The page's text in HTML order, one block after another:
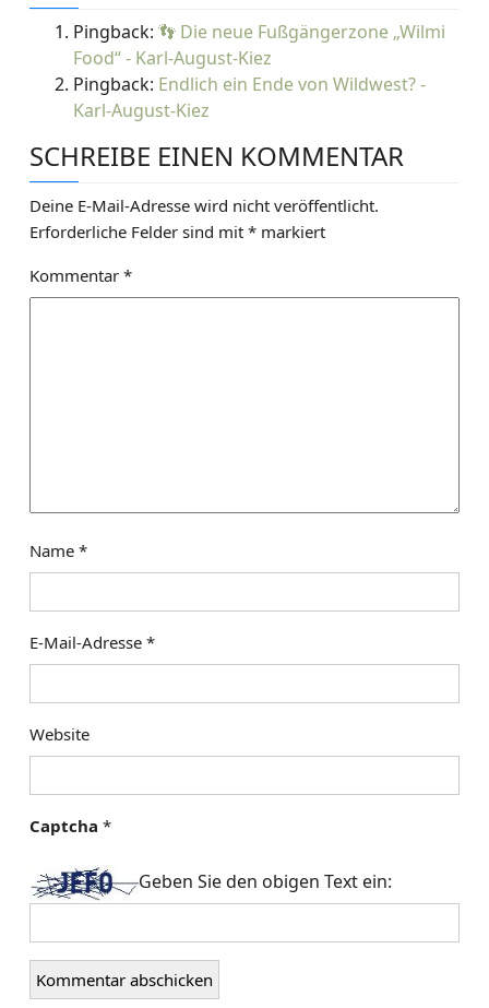
n
a
v
i
Pingback: 👣 Die neue Fußgängerzone „Wilmi
Food“ - Karl-August-Kiez
Pingback: Endlich ein Ende von Wildwest? -
Karl-August-Kiez
SCHREIBE EINEN KOMMENTAR
Deine E-Mail-Adresse wird nicht veröffentlicht.
Erforderliche Felder sind mit * markiert
Kommentar *
Name *
E-Mail-Adresse *
Website
Captcha *
Geben Sie den obigen Text ein: